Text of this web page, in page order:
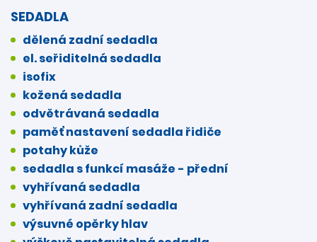
SEDADLA
dělená zadní sedadla
el. seřiditelná sedadla
isofix
kožená sedadla
odvětrávaná sedadla
paměť nastavení sedadla řidiče
potahy kůže
sedadla s funkcí masáže - přední
vyhřívaná sedadla
vyhřívaná zadní sedadla
výsuvné opěrky hlav